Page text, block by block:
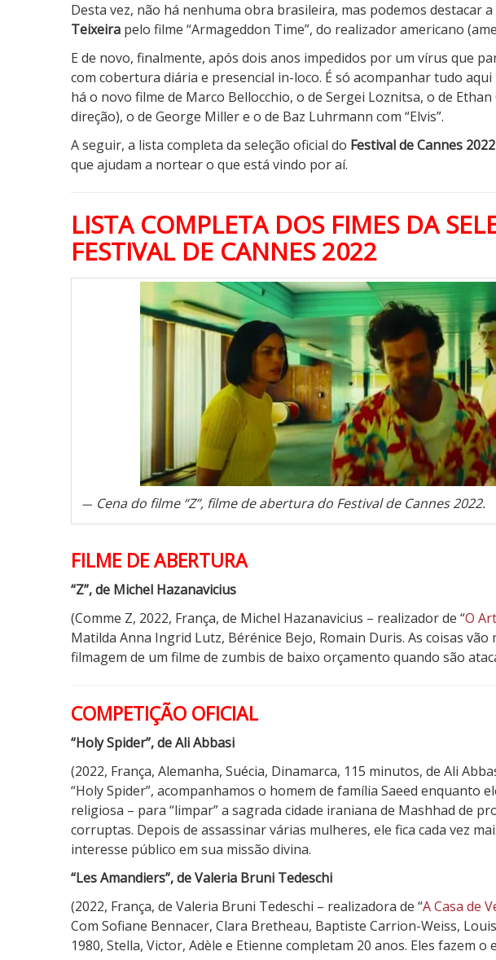
Desta vez, não há nenhuma obra brasileira, mas podemos destacar
Teixeira pelo filme “Armageddon Time”, do realizador americano
E de novo, finalmente, após dois anos impedidos por um vírus que
com cobertura diária e presencial in-loco. É só acompanhar tudo aqui
há o novo filme de Marco Bellocchio, o de Sergei Loznitsa, o de
direção), o de George Miller e o de Baz Luhrmann com “Elvis”.
A seguir, a lista completa da seleção oficial do Festival de Cannes 2022
que ajudam a nortear o que está vindo por aí.
LISTA COMPLETA DOS FIMES DA
FESTIVAL DE CANNES 2022
Cena do filme “Z”, filme de abertura do Festival de Cannes 2022.
FILME DE ABERTURA
“Z”, de Michel Hazanavicius
(Comme Z, 2022, França, de Michel Hazanavicius – realizador de “O
Matilda Anna Ingrid Lutz, Bérénice Bejo, Romain Duris. As coisas
filmagem de um filme de zumbis de baixo orçamento quando são
COMPETIÇÃO OFICIAL
“Holy Spider”, de Ali Abbasi
(2022, França, Alemanha, Suécia, Dinamarca, 115 minutos, de Ali
“Holy Spider”, acompanhamos o homem de família Saeed enquanto
religiosa – para “limpar” a sagrada cidade iraniana de Mashhad de
corruptas. Depois de assassinar várias mulheres, ele fica cada vez
interesse público em sua missão divina.
“Les Amandiers”, de Valeria Bruni Tedeschi
(2022, França, de Valeria Bruni Tedeschi – realizadora de “A Casa de
Com Sofiane Bennacer, Clara Bretheau, Baptiste Carrion-Weiss, L
1980, Stella, Victor, Adèle e Etienne completam 20 anos. Eles fazem o